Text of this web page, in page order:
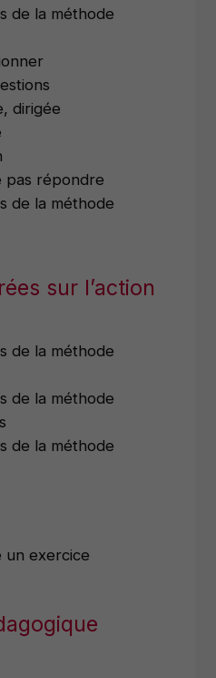
de la méthode
dirigée
pas répondre
de la méthode
sur l’action
de la méthode
de la méthode
de la méthode
un exercice